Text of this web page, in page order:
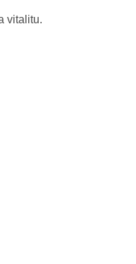
vitalitu.